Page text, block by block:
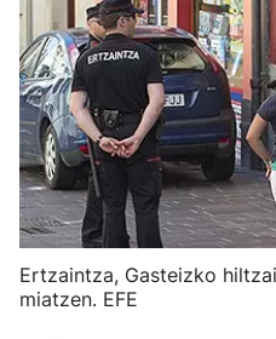
Ertzaintza, Gasteizko
miatzen. EFE